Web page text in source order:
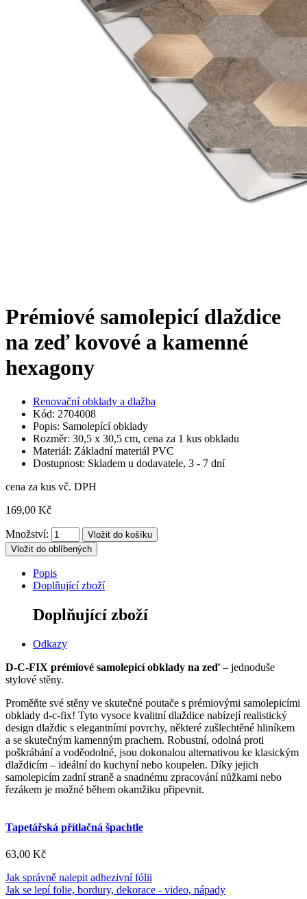
Prémiové samolepicí dlaždice
na zeď kovové a kamenné
hexagony
Renovační obklady a dlažba
Kód: 2704008
Popis: Samolepící obklady
Rozměr: 30,5 x 30,5 cm, cena za 1 kus obkladu
Materiál: Základní materiál PVC
Dostupnost: Skladem u dodavatele, 3 - 7 dní
cena za kus vč. DPH
169,00 Kč
Množství:
Vložit do oblíbených
Popis
Doplňující zboží
Doplňující zboží
Odkazy
D-C-FIX prémiové samolepicí obklady na zeď – jednoduše
stylové stěny.
Proměňte své stěny ve skutečné poutače s prémiovými samolepicími
obklady d-c-fix! Tyto vysoce kvalitní dlaždice nabízejí realistický
design dlaždic s elegantními povrchy, některé zušlechtěné hliníkem
a se skutečným kamenným prachem. Robustní, odolná proti
poškrábání a voděodolné, jsou dokonalou alternativou ke klasickým
dlaždicím – ideální do kuchyní nebo koupelen. Díky jejich
samolepicím zadní straně a snadnému zpracování nůžkami nebo
řezákem je možné během okamžiku připevnit.
Tapetářská přítlačná špachtle
63,00 Kč
Jak správně nalepit adhezivní fólii
Jak se lepí folie, bordury, dekorace - video, nápady